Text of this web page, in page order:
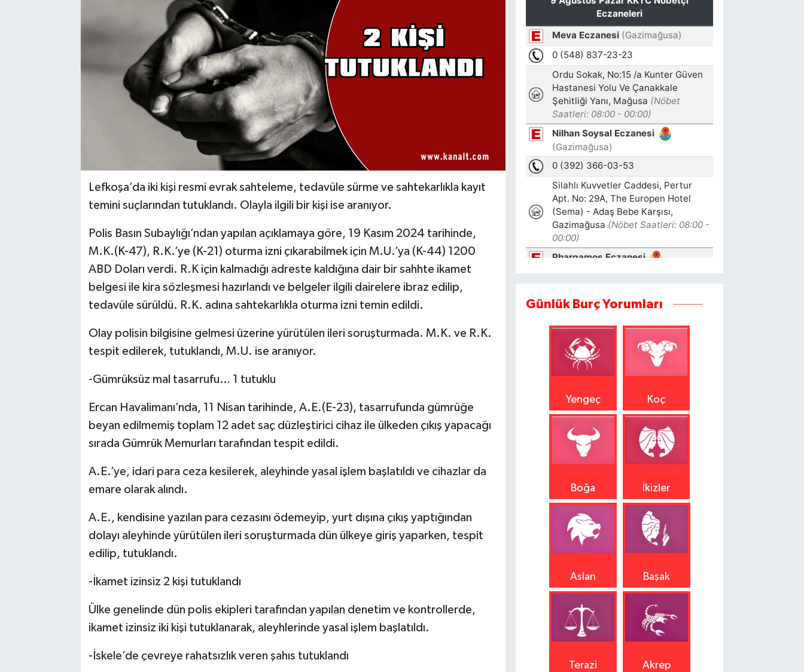
Lefkoşa’da iki kişi resmi evrak sahteleme, tedavüle sürme ve sahtekarlıkla kayıt
temini suçlarından tutuklandı. Olayla ilgili bir kişi ise aranıyor.
Polis Basın Subaylığı’ndan yapılan açıklamaya göre, 19 Kasım 2024 tarihinde,
M.K.(K-47), R.K.’ye (K-21) oturma izni çıkarabilmek için M.U.’ya (K-44) 1200
ABD Doları verdi. R.K için kalmadığı adreste kaldığına dair bir sahhte ikamet
belgesi ile kira sözleşmesi hazırlandı ve belgeler ilgili dairelere ibraz edilip,
tedavüle sürüldü. R.K. adına sahtekarlıkla oturma izni temin edildi.
Olay polisin bilgisine gelmesi üzerine yürütülen ileri soruşturmada. M.K. ve R.K.
tespit edilerek, tutuklandı, M.U. ise aranıyor.
-Gümrüksüz mal tasarrufu… 1 tutuklu
Ercan Havalimanı’nda, 11 Nisan tarihinde, A.E.(E-23), tasarrufunda gümrüğe
beyan edilmemiş toplam 12 adet saç düzleştirici cihaz ile ülkeden çıkış yapacağı
sırada Gümrük Memurları tarafından tespit edildi.
A.E.’ye, idari para ceza kesilerek, aleyhinde yasal işlem başlatıldı ve cihazlar da
emare olarak alındı.
A.E., kendisine yazılan para cezasını ödemeyip, yurt dışına çıkış yaptığından
dolayı aleyhinde yürütülen ileri soruşturmada dün ülkeye giriş yaparken, tespit
edilip, tutuklandı.
-İkamet izinsiz 2 kişi tutuklandı
Ülke genelinde dün polis ekipleri tarafından yapılan denetim ve kontrollerde,
ikamet izinsiz iki kişi tutuklanarak, aleyhlerinde yasal işlem başlatıldı.
-İskele’de çevreye rahatsızlık veren şahıs tutuklandı
Günlük Burç Yorumları
Yengeç Koç
Boğa İkizler
Aslan Başak
Terazi Akrep